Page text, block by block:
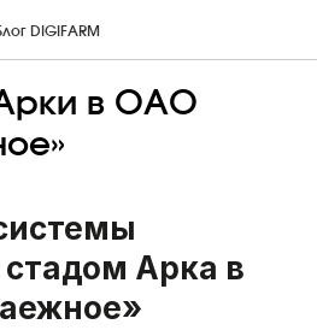
DIGIFARM
в ОАО
Арка в